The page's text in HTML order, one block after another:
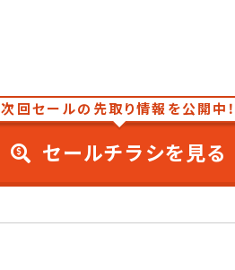
次回セールの先取り情報を公開中！
セールチラシを見る